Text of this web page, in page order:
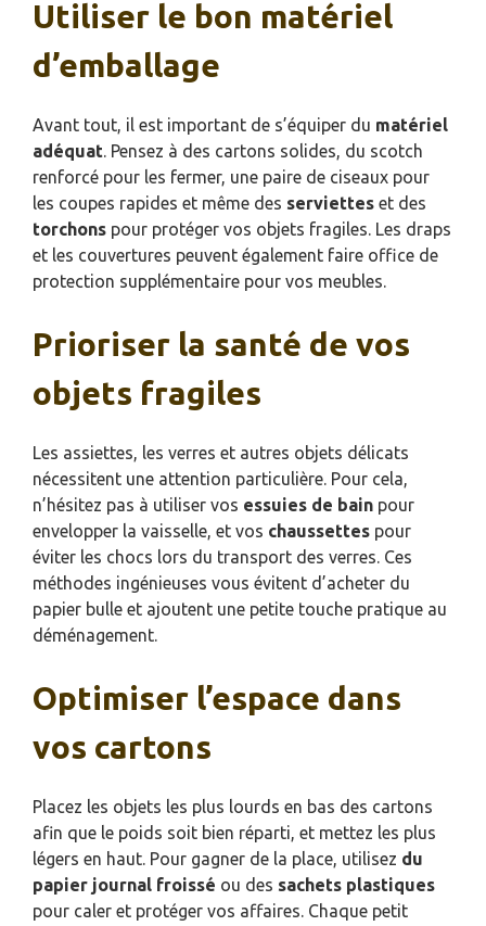
Utiliser le bon matériel
d’emballage
Avant tout, il est important de s’équiper du matériel
adéquat. Pensez à des cartons solides, du scotch
renforcé pour les fermer, une paire de ciseaux pour
les coupes rapides et même des serviettes et des
torchons pour protéger vos objets fragiles. Les draps
et les couvertures peuvent également faire office de
protection supplémentaire pour vos meubles.
Prioriser la santé de vos
objets fragiles
Les assiettes, les verres et autres objets délicats
nécessitent une attention particulière. Pour cela,
n’hésitez pas à utiliser vos essuies de bain pour
envelopper la vaisselle, et vos chaussettes pour
éviter les chocs lors du transport des verres. Ces
méthodes ingénieuses vous évitent d’acheter du
papier bulle et ajoutent une petite touche pratique au
déménagement.
Optimiser l’espace dans
vos cartons
Placez les objets les plus lourds en bas des cartons
afin que le poids soit bien réparti, et mettez les plus
légers en haut. Pour gagner de la place, utilisez du
papier journal froissé ou des sachets plastiques
pour caler et protéger vos affaires. Chaque petit